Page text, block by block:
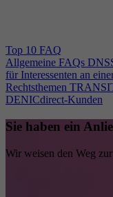
Top 10 FAQ
Allgemeine FAQs
für Interessenten an
Rechtsthemen
DENICdirect-Kunden
Sie haben ein
Wir weisen den Weg